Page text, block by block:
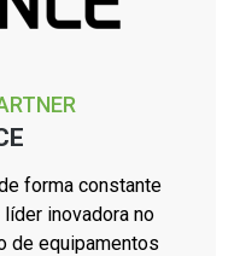
forma constante
inovadora no
de equipamentos